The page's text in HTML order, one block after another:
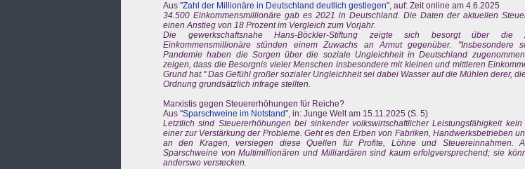
Aus "Zahl der Millionäre in Deutschland deutlich gestiegen", auf: Zeit online am 4.6.2025
34.500 Einkommensmillionäre gab es 2021 in Deutschland. Die Daten der aktuellen
einen Anstieg von 18 Prozent im Vergleich zum Vorjahr.
Die gewerkschaftsnahe Hans-Böckler-Stiftung zeigte sich besorgt über die
Einkommensmillionäre stünden einem Zuwachs an Armut gegenüber. "Insbesondere
Pandemie haben die Sorgen über die soziale Ungleichheit in Deutschland
zeigen, dass die Besorgnis vieler Menschen insbesondere mit kleinen und mittleren
Grund hat." Das Gefühl großer sozialer Ungleichheit sei dabei Wasser auf die Mühlen derer,
Ordnung grundsätzlich infrage stellten.
Marxistis gegen Steuererhöhungen für Reiche?
Aus "Sparschweine im Notstand", in: Junge Welt am 15.11.2025 (S. 5)
Letztlich sind Steuererhöhungen bei sinkender volkswirtschaftlicher Leistungsfähigkeit
einer zur Verstärkung der Probleme. Geht es den Erben von Fabriken, Handwerksbetrieben
an den Kragen, versiegen diese Quellen für Profite, Löhne und Steuereinnahmen.
Sparschweine von Multimillionären und Milliardären sind kaum erfolgversprechend; sie
anderswo verstecken.